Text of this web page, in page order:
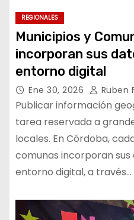
REGIONALES
Municipios y
incorporan sus
entorno digital
Ene 30, 2026 Ruben
Publicar información
tarea reservada a
locales. En Córdoba,
comunas incorporan
entorno digital, a través…